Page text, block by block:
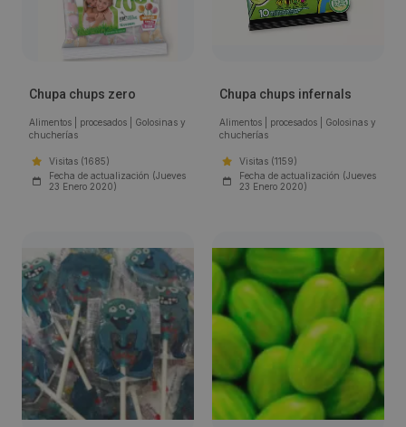
Chupa chups zero
Alimentos procesados
Golosinas y
chucherías
Visitas (1685)
Fecha de actualización (Jueves
23 Enero 2020)
Chupa chups infernals
Alimentos procesados
Golosinas y
chucherías
Visitas (1159)
Fecha de actualización (Jueves
23 Enero 2020)